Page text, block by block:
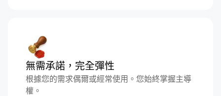
無需承諾，完全彈性
根據您的需求偶爾或經常使用。您始終掌握主導
權。